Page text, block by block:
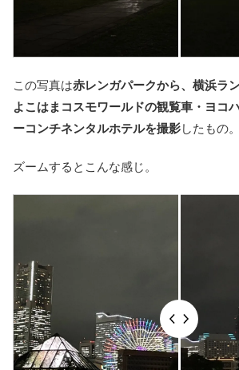
この写真は赤レンガパークから、横浜ラ
よこはまコスモワールドの観覧車・ヨコ
ーコンチネンタルホテルを撮影したもの。
ズームするとこんな感じ。